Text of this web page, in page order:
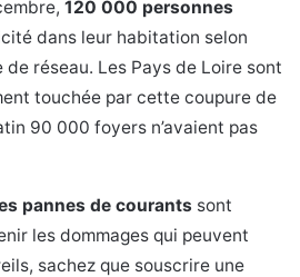
120 000 personnes
dans leur habitation selon
de réseau. Les Pays de Loire sont
touchée par cette coupure de
90 000 foyers n’avaient pas
pannes de courants sont
les dommages qui peuvent
sachez que souscrire une